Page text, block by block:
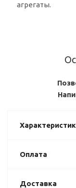
агрегаты.
Оплата
Доставка